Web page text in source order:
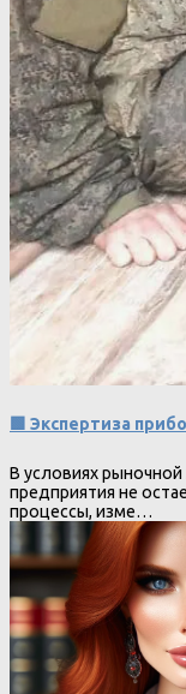
🟩 Экспертиза
В условиях
предприятия не
процессы, изме…